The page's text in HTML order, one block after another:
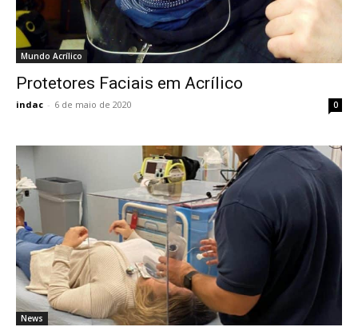
Mundo Acrílico
Protetores Faciais em Acrílico
indac - 6 de maio de 2020 0
News